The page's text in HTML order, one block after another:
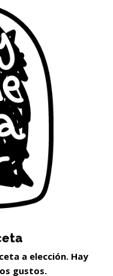
a elección. Hay
gustos.